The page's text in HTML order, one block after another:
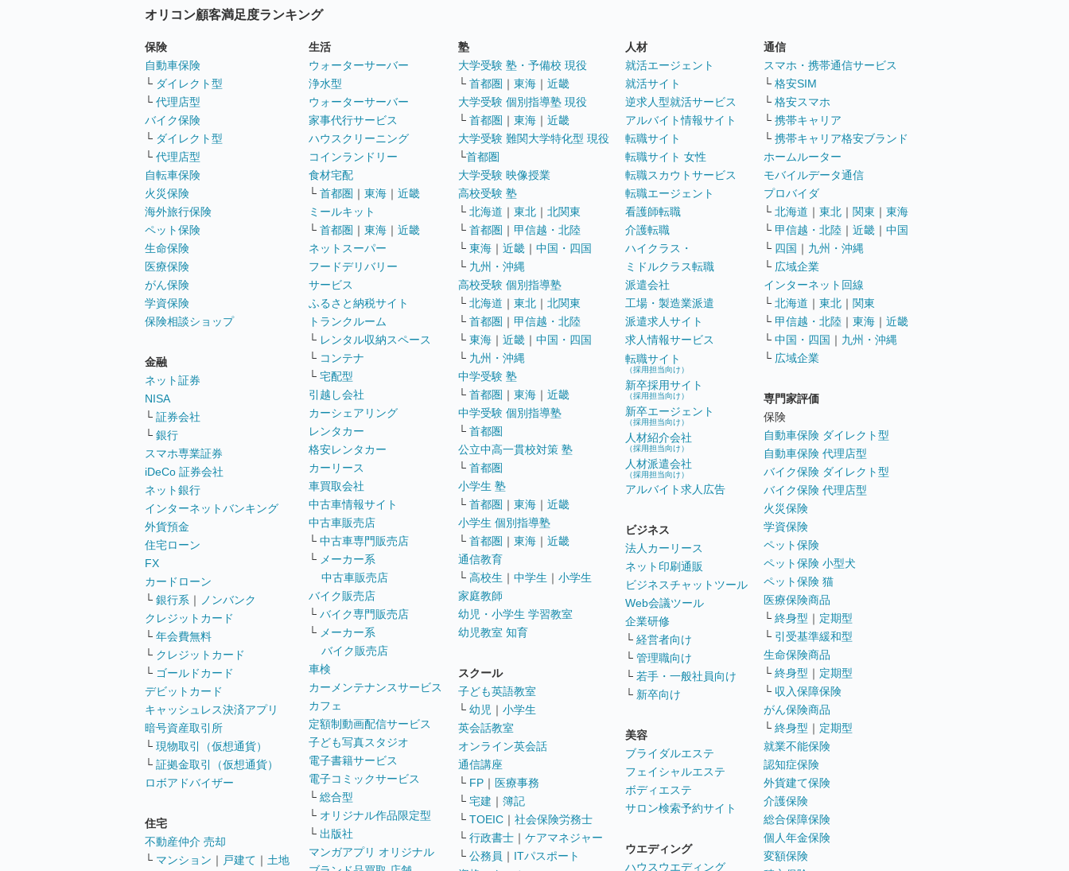
オリコン顧客満足度ランキング
保険
自動車保険
└ ダイレクト型
└ 代理店型
バイク保険
└ ダイレクト型
└ 代理店型
自転車保険
火災保険
海外旅行保険
ペット保険
生命保険
医療保険
がん保険
学資保険
保険相談ショップ
金融
ネット証券
NISA
└ 証券会社
└ 銀行
スマホ専業証券
iDeCo 証券会社
ネット銀行
インターネットバンキング
外貨預金
住宅ローン
FX
カードローン
└ 銀行系 ｜
ノンバンク
クレジットカード
└ 年会費無料
└ クレジットカード
└ ゴールドカード
デビットカード
キャッシュレス決済アプリ
暗号資産取引所
└ 現物取引（仮想通貨）
└ 証拠金取引（仮想通貨）
ロボアドバイザー
住宅
不動産仲介 売却
└ マンション ｜ 戸建て ｜ 土地
生活
ウォーターサーバー
浄水型
ウォーターサーバー
家事代行サービス
ハウスクリーニング
コインランドリー
食材宅配
└ 首都圏 ｜ 東海 ｜ 近畿
ミールキット
└ 首都圏 ｜ 東海 ｜ 近畿
ネットスーパー
フードデリバリー
サービス
ふるさと納税サイト
トランクルーム
└ レンタル収納スペース
└ コンテナ
└ 宅配型
引越し会社
カーシェアリング
レンタカー
格安レンタカー
カーリース
車買取会社
中古車情報サイト
中古車販売店
└ 中古車専門販売店
└ メーカー系
中古車販売店
バイク販売店
└ バイク専門販売店
└ メーカー系
バイク販売店
車検
カーメンテナンスサービス
カフェ
定額制動画配信サービス
子ども写真スタジオ
電子書籍サービス
電子コミックサービス
└ 総合型
└ オリジナル作品限定型
└ 出版社
マンガアプリ オリジナル
塾
大学受験 塾・予備校 現役
└ 首都圏 ｜ 東海 ｜ 近畿
大学受験 個別指導塾 現役
└ 首都圏 ｜ 東海 ｜ 近畿
大学受験 難関大学特化型 現役
└首都圏
大学受験 映像授業
高校受験 塾
└ 北海道 ｜ 東北 ｜ 北関東
└ 首都圏 ｜ 甲信越・北陸
└ 東海 ｜ 近畿 ｜ 中国・四国
└ 九州・沖縄
高校受験 個別指導塾
└ 北海道 ｜ 東北 ｜ 北関東
└ 首都圏 ｜ 甲信越・北陸
└ 東海 ｜ 近畿 ｜ 中国・四国
└ 九州・沖縄
中学受験 塾
└ 首都圏 ｜ 東海 ｜ 近畿
中学受験 個別指導塾
└ 首都圏
公立中高一貫校対策 塾
└ 首都圏
小学生 塾
└ 首都圏 ｜ 東海 ｜ 近畿
小学生 個別指導塾
└ 首都圏 ｜ 東海 ｜ 近畿
通信教育
└ 高校生 ｜ 中学生 ｜ 小学生
家庭教師
幼児・小学生 学習教室
幼児教室 知育
スクール
子ども英語教室
└ 幼児 ｜ 小学生
英会話教室
オンライン英会話
通信講座
└ FP ｜ 医療事務
└ 宅建 ｜ 簿記
└ TOEIC ｜ 社会保険労務士
└ 行政書士 ｜ ケアマネジャー
└ 公務員 ｜ ITパスポート
人材
就活エージェント
就活サイト
逆求人型就活サービス
アルバイト情報サイト
転職サイト
転職サイト 女性
転職スカウトサービス
転職エージェント
看護師転職
介護転職
ハイクラス・
ミドルクラス転職
派遣会社
工場・製造業派遣
派遣求人サイト
求人情報サービス
転職サイト
（採用担当向け）
新卒採用サイト
（採用担当向け）
新卒エージェント
（採用担当向け）
人材紹介会社
（採用担当向け）
人材派遣会社
（採用担当向け）
アルバイト求人広告
ビジネス
法人カーリース
ネット印刷通販
ビジネスチャットツール
Web会議ツール
企業研修
└ 経営者向け
└ 管理職向け
└ 若手・一般社員向け
└ 新卒向け
美容
ブライダルエステ
フェイシャルエステ
ボディエステ
サロン検索予約サイト
ウエディング
ハウスウエディング
通信
スマホ・携帯通信サービス
└ 格安SIM
└ 格安スマホ
└ 携帯キャリア
└ 携帯キャリア格安ブランド
ホームルーター
モバイルデータ通信
プロバイダ
└ 北海道 ｜ 東北 ｜ 関東 ｜ 東海
└ 甲信越・北陸 ｜ 近畿 ｜ 中国
└ 四国 ｜ 九州・沖縄
└ 広域企業
インターネット回線
└ 北海道 ｜ 東北 ｜ 関東
└ 甲信越・北陸 ｜ 東海 ｜ 近畿
└ 中国・四国 ｜ 九州・沖縄
└ 広域企業
専門家評価
保険
自動車保険 ダイレクト型
自動車保険 代理店型
バイク保険 ダイレクト型
バイク保険 代理店型
火災保険
学資保険
ペット保険
ペット保険 小型犬
ペット保険 猫
医療保険商品
└ 終身型 ｜ 定期型
└ 引受基準緩和型
生命保険商品
└ 終身型 ｜ 定期型
└ 収入保障保険
がん保険商品
└ 終身型 ｜ 定期型
就業不能保険
認知症保険
外貨建て保険
介護保険
総合保障保険
個人年金保険
変額保険